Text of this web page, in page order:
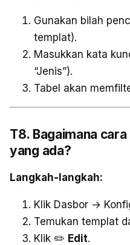
Gunakan bilah
templat).
Masukkan kata
“Jenis”).
Tabel akan
T8. Bagaimana
yang ada?
Langkah-langkah:
Klik Dasbor →
Temukan templat
Klik ✏️ Edit.